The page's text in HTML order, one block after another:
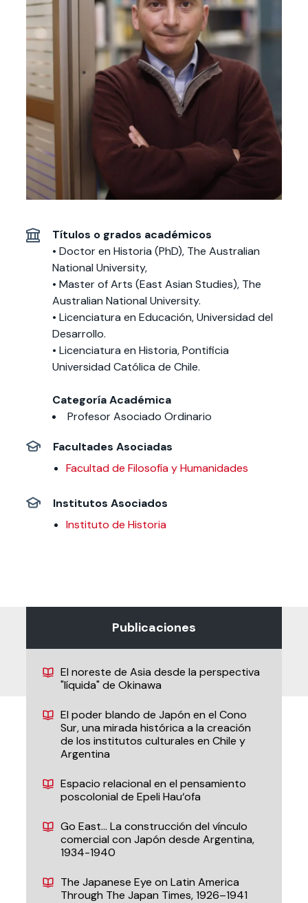
Especialidades y
estadías
Te puede
International
Facultades
interesar:
2025
vinculación con la
Extensión Cultural
Te puede interesar: Filantropía y Donaciones
Servicios y apoyos
Te puede
interesar:
Explora el campus
Uandes
Noticias
estudiantiles
Títulos o grados académicos
• Doctor en Historia (PhD), The Australian
National University,
• Master of Arts (East Asian Studies), The
Australian National University.
• Licenciatura en Educación, Universidad del
Desarrollo.
• Licenciatura en Historia, Pontificia
Universidad Católica de Chile.
Categoría Académica
Profesor Asociado Ordinario
Facultades Asociadas
Facultad de Filosofía y Humanidades
Institutos Asociados
Instituto de Historia
Publicaciones
El noreste de Asia desde la perspectiva
"líquida" de Okinawa
El poder blando de Japón en el Cono
Sur, una mirada histórica a la creación
de los institutos culturales en Chile y
Argentina
Espacio relacional en el pensamiento
poscolonial de Epeli Hau‘ofa
Go East… La construcción del vínculo
comercial con Japón desde Argentina,
1934-1940
The Japanese Eye on Latin America
Through The Japan Times, 1926–1941